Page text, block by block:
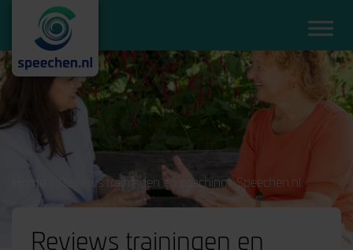
Home Reviews trainingen en coaching- Speechen.nl
Reviews trainingen en